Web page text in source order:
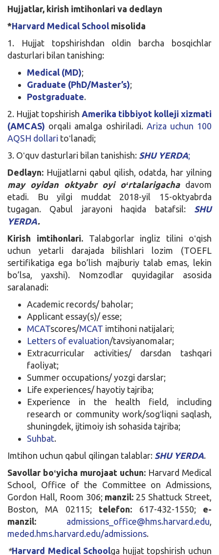
Hujjatlar, kirish imtihonlari va dedlayn
*Harvard Medical School misolida
1. Hujjat topshirishdan oldin barcha bosqichlar
dasturlari bilan tanishing:
Medical (MD);
Graduate (PhD/Master’s);
Postgraduate.
2. Hujjat topshirish Amerika tibbiyot kolleji xizmati
(AMCAS) orqali amalga oshiriladi. Ariza uchun 100
AQSH dollari toʻlanadi;
3. Oʻquv dasturlari bilan tanishish: SHU YERDA;
Dedlayn: Hujjatlarni qabul qilish, odatda, har yilning
may oyidan oktyabr oyi oʻrtalarigacha davom
etadi. Bu yilgi muddat 2018-yil 15-oktyabrda
tugagan. Qabul jarayoni haqida batafsil: SHU
YERDA.
Kirish imtihonlari. Talabgorlar ingliz tilini oʻqish
uchun yetarli darajada bilishlari lozim (TOEFL
sertifikatiga ega bo’lish majburiy talab emas, lekin
bo’lsa, yaxshi). Nomzodlar quyidagilar asosida
saralanadi:
Academic records/ baholar;
Applicant essay(s)/ esse;
MCATscores/MCAT imtihoni natijalari;
Letters of evaluation/tavsiyanomalar;
Extracurricular activities/ darsdan tashqari
faoliyat;
Summer occupations/ yozgi darslar;
Life experiences/ hayotiy tajriba;
Experience in the health field, including
research or community work/sogʻliqni saqlash,
shuningdek, ijtimoiy ish sohasida tajriba;
Suhbat.
Imtihon uchun qabul qilingan talablar: SHU YERDA.
Savollar boʻyicha murojaat uchun: Harvard Medical
School, Office of the Committee on Admissions,
Gordon Hall, Room 306; manzil: 25 Shattuck Street,
Boston, MA 02115; telefon: 617-432-1550; e-
manzil: admissions_office@hms.harvard.edu
meded.hms.harvard.edu/admissions.
*Harvard Medical Schoolga hujjat topshirish uchun